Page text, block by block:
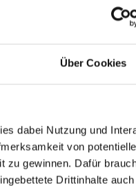
Über Cookies
dabei Nutzung und
von
zu gewinnen. Dafür
Drittinhalte auch